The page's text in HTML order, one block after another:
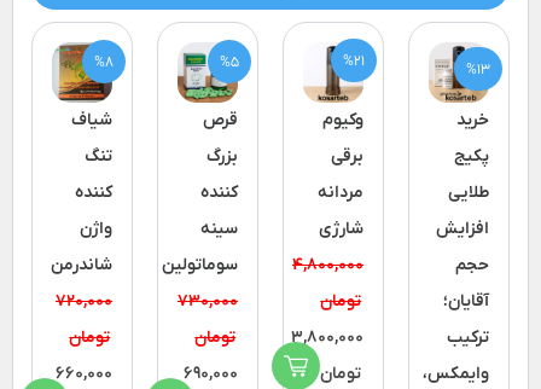
%13
خرید
پکیج
طلایی
افزایش
حجم
آقایان؛
ترکیب
وایمکس،
%21
وکیوم
برقی
مردانه
شارژی
4,800,000
تومان
3,800,000
تومان
%5
قرص
بزرگ
کننده
سینه
سوماتولین
730,000
تومان
690,000
%8
شیاف
تنگ
کننده
واژن
شاندرمن
720,000
تومان
660,000